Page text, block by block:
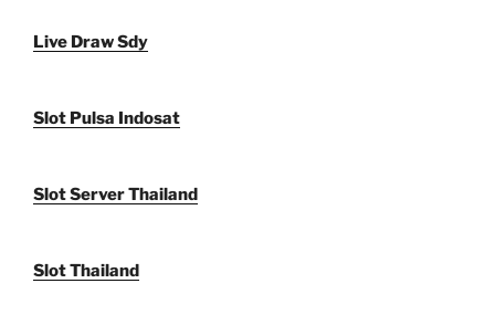
Live Draw Sdy
Slot Pulsa Indosat
Slot Server Thailand
Slot Thailand